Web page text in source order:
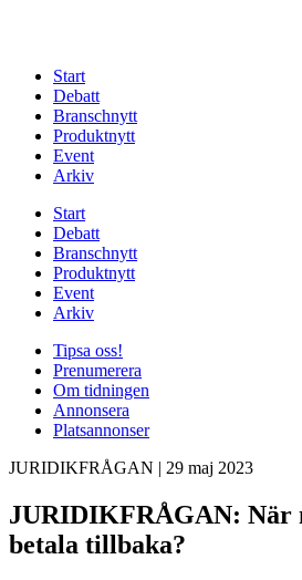
Start
Debatt
Branschnytt
Produktnytt
Event
Arkiv
Start
Debatt
Branschnytt
Produktnytt
Event
Arkiv
Tipsa oss!
Prenumerera
Om tidningen
Annonsera
Platsannonser
JURIDIKFRÅGAN | 29 maj 2023
JURIDIKFRÅGAN: När
betala tillbaka?